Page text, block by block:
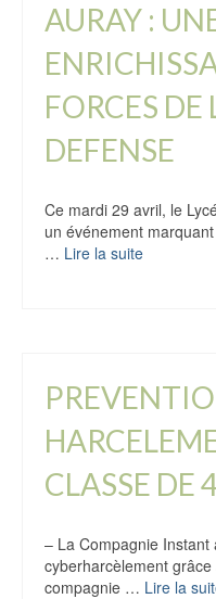
AURAY :
FORCES DE
DEFENSE
Ce mardi 29 avril, le
un événement
… Lire la suite
CLASSE DE
– La Compagnie
cyberharcèlement
compagnie … Lire la